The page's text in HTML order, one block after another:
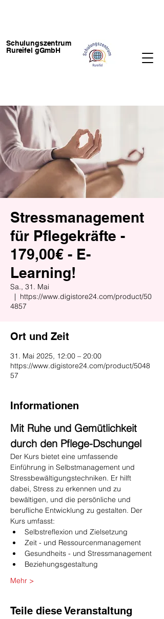
Schulungszentrum
Rureifel gGmbH
Stressmanagement
für Pflegekräfte -
179,00€ - E-
Learning!
Sa., 31. Mai
  |
https://www.digistore24.com/product/50
4857
Ort und Zeit
31. Mai 2025, 12:00 – 20:00
https://www.digistore24.com/product/5048
57
Informationen
Mit Ruhe und Gemütlichkeit
durch den Pflege-Dschungel
Der Kurs bietet eine umfassende
Einführung in Selbstmanagement und
Stressbewältigungstechniken. Er hilft
dabei, Stress zu erkennen und zu
bewältigen, und die persönliche und
berufliche Entwicklung zu gestalten. Der
Kurs umfasst:
Selbstreflexion und Zielsetzung
Zeit - und Ressourcenmanagement
Gesundheits - und Stressmanagement
Beziehungsgestaltung
Mehr >
Teile diese Veranstaltung